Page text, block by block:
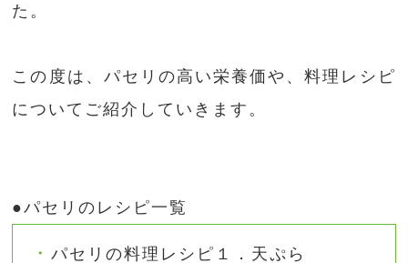
た。
この度は、パセリの高い栄養価や、料理レシピ
についてご紹介していきます。
●パセリのレシピ一覧
パセリの料理レシピ１．天ぷら